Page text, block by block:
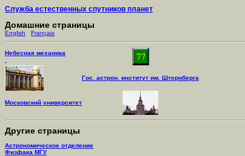
Служба естественных спутников планет
Домашние страницы
English Français
Небесная механика
Гос. астрон. институт им. Штернберга
Московский университет
Другие страницы
Астрономическое отделение
Физфака МГУ